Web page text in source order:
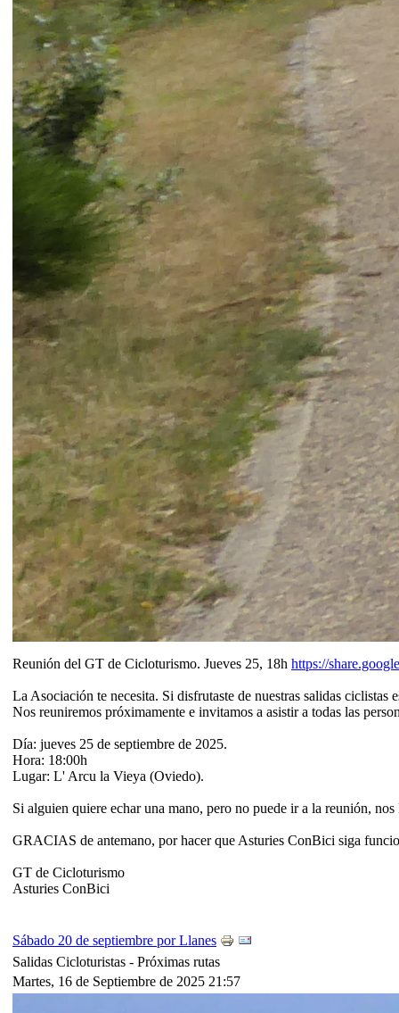
Reunión del GT de Cicloturismo. Jueves 25, 18h https://
La Asociación te necesita. Si disfrutaste de nuestras salidas
Nos reuniremos próximamente e invitamos a asistir a todas las
Día: jueves 25 de septiembre de 2025.
Hora: 18:00h
Lugar: L' Arcu la Vieya (Oviedo).
Si alguien quiere echar una mano, pero no puede ir a la reunión,
GRACIAS de antemano, por hacer que Asturies ConBici siga
GT de Cicloturismo
Asturies ConBici
Sábado 20 de septiembre por Llanes
Salidas Cicloturistas - Próximas rutas
Martes, 16 de Septiembre de 2025 21:57